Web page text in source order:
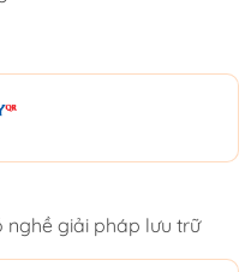
nghề giải pháp lưu trữ